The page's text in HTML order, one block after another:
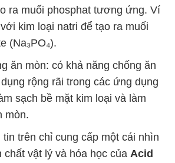
ra muối phosphat tương ứng. Ví
kim loại natri để tạo ra muối
(Na₃PO₄).
ăn mòn: có khả năng chống ăn
rộng rãi trong các ứng dụng
sạch bề mặt kim loại và làm
mòn.
trên chỉ cung cấp một cái nhìn
chất vật lý và hóa học của Acid